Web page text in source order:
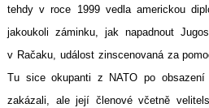
tehdy v roce 1999 vedla americkou
jakoukoli záminku, jak napadnout
v Račaku, událost zinscenovaná za
Tu sice okupanti z NATO po
zakázali, ale její členové včetně